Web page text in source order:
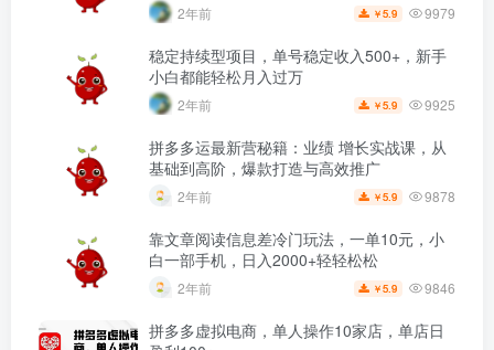
2年前 ￥5.9 9979
稳定持续型项目，单号稳定收入500+，新手
小白都能轻松月入过万
2年前 ￥5.9 9925
拼多多运最新营秘籍：业绩 增长实战课，从
基础到高阶，爆款打造与高效推广
2年前 ￥5.9 9878
靠文章阅读信息差冷门玩法，一单10元，小
白一部手机，日入2000+轻轻松松
2年前 ￥5.9 9846
拼多多虚拟电商，单人操作10家店，单店日